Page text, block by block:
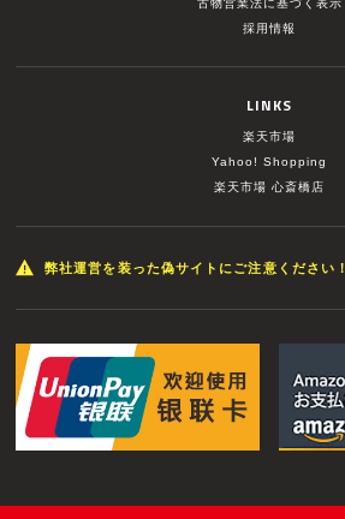
古物営業法に基づく表示
採用情報
LINKS
楽天市場
Yahoo! Shopping
楽天市場 心斎橋店
弊社運営を装った偽サイトにご注意ください！